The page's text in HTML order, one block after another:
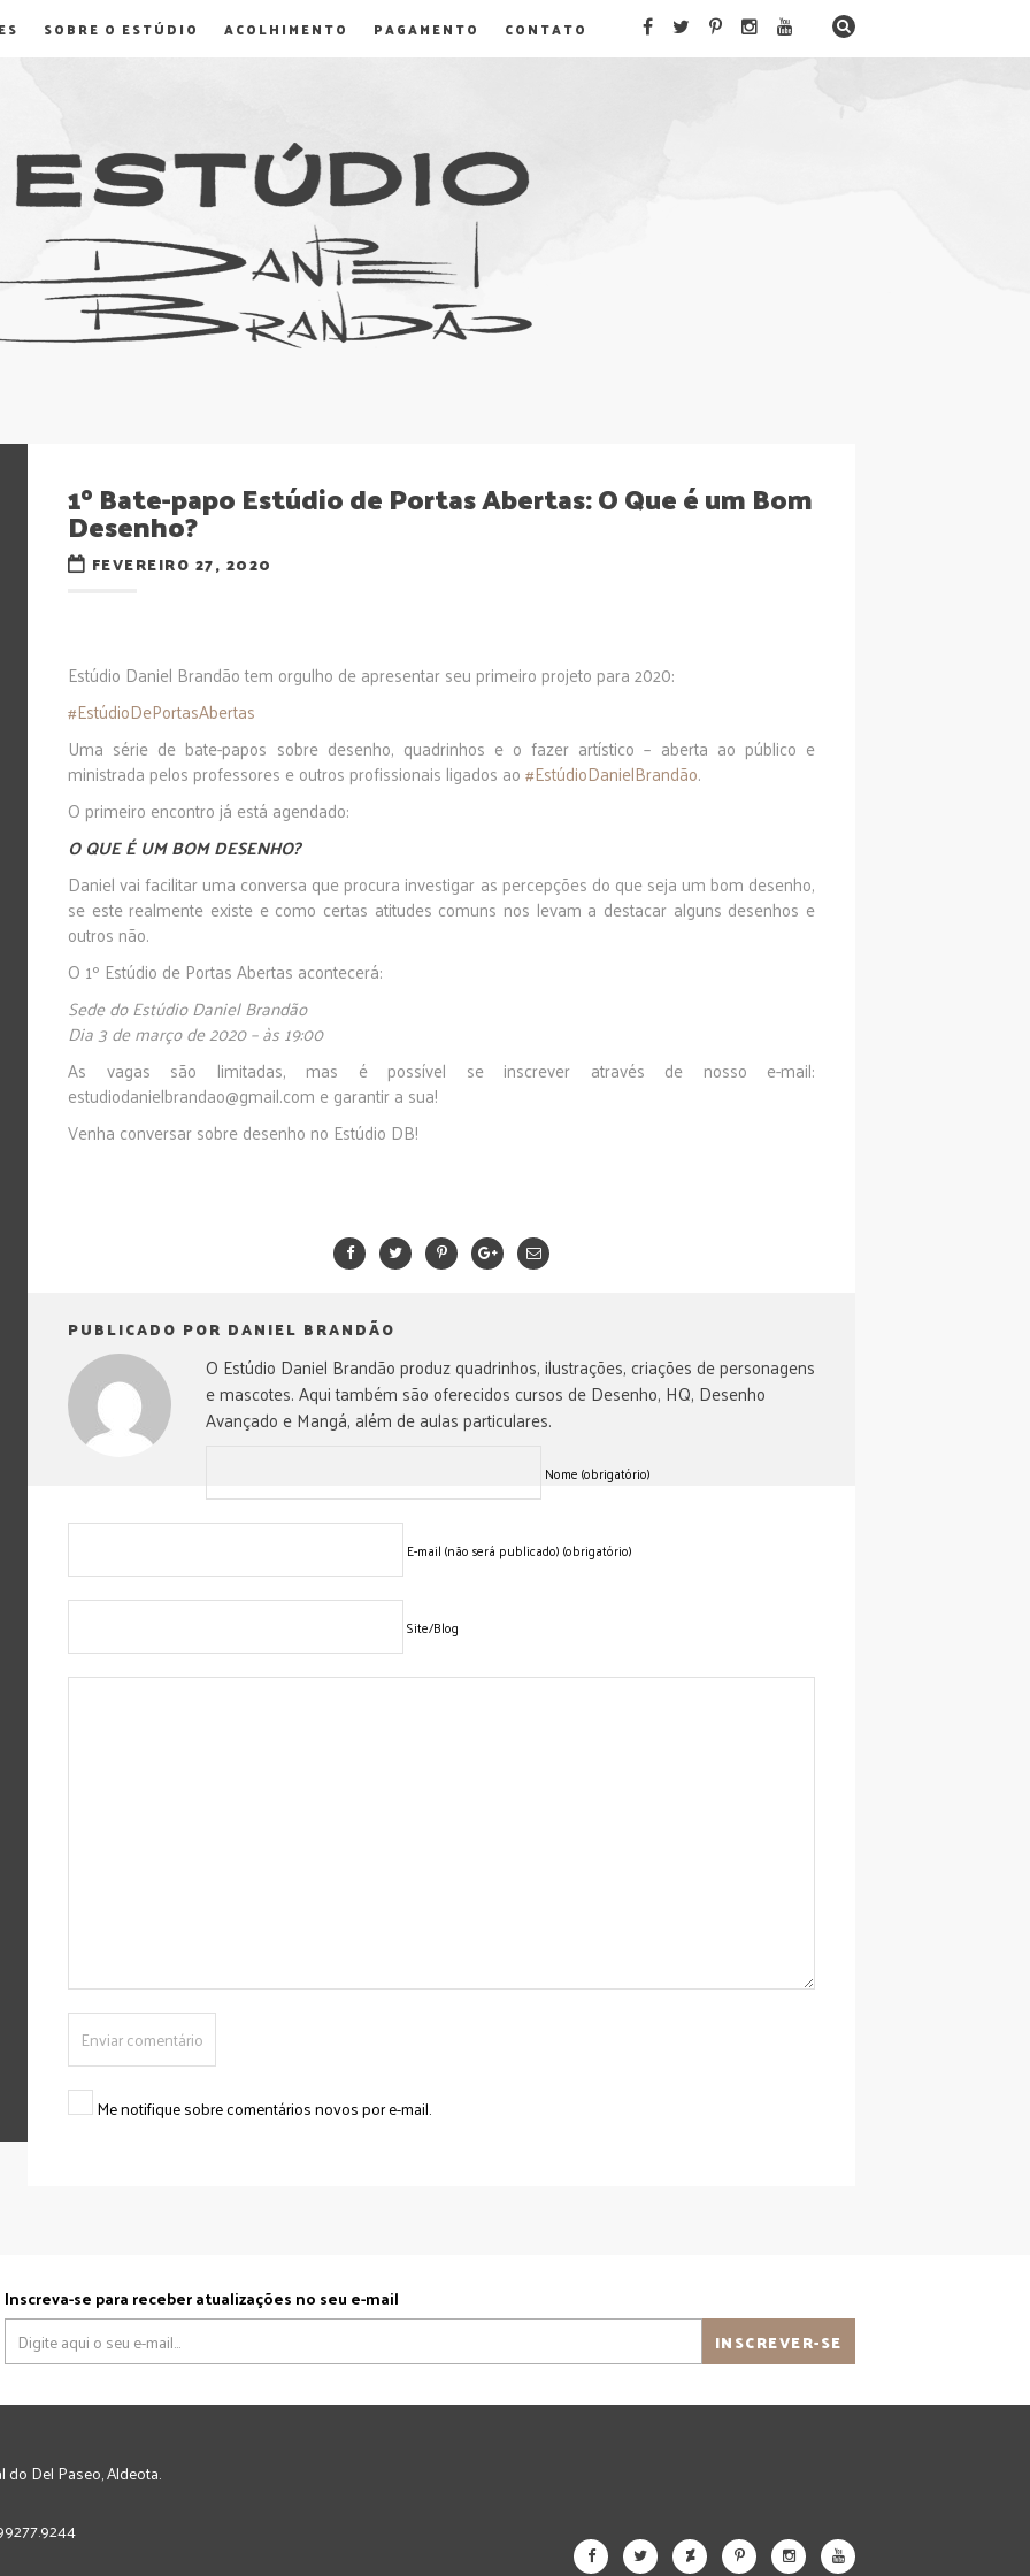
SOBRE O ESTÚDIO ACOLHIMENTO PAGAMENTO CONTATO
1º Bate-papo Estúdio de Portas Abertas: O Que é um Bom
Desenho?
FEVEREIRO 27, 2020
Estúdio Daniel Brandão tem orgulho de apresentar seu primeiro projeto para 2020:
#EstúdioDePortasAbertas
Uma série de bate-papos sobre desenho, quadrinhos e o fazer artístico – aberta ao público e
ministrada pelos professores e outros profissionais ligados ao#EstúdioDanielBrandão.
O primeiro encontro já está agendado:
O QUE É UM BOM DESENHO?
Daniel vai facilitar uma conversa que procura investigar as percepções do que seja um bom desenho,
se este realmente existe e como certas atitudes comuns nos levam a destacar alguns desenhos e
outros não.
O 1º Estúdio de Portas Abertas acontecerá:
Sede do Estúdio Daniel Brandão
Dia 3 de março de 2020 – às 19:00
As vagas são limitadas, mas é possível se inscrever através de nosso e-mail:
estudiodanielbrandao@gmail.com e garantir a sua!
Venha conversar sobre desenho no Estúdio DB!
PUBLICADO POR DANIEL BRANDÃO
O Estúdio Daniel Brandão produz quadrinhos, ilustrações, criações de personagens
e mascotes. Aqui também são oferecidos cursos de Desenho, HQ, Desenho
Avançado e Mangá, além de aulas particulares.
Nome (obrigatório)
E-mail (não será publicado) (obrigatório)
Site/Blog
Me notifique sobre comentários novos por e-mail.
Inscreva-se para receber atualizações no seu e-mail
do Del Paseo, Aldeota.